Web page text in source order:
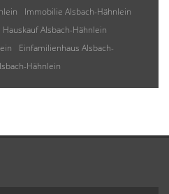
Immobilie Alsbach-Hähnlein
Hauskauf Alsbach-Hähnlein
Einfamilienhaus Alsbach-
Hähnlein